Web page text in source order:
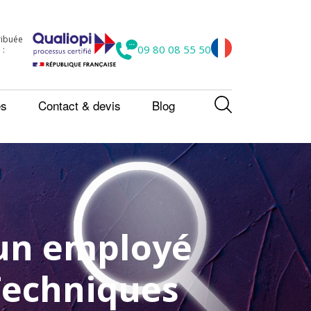
09 80 08 55 50
Contact & devis Blog
employé